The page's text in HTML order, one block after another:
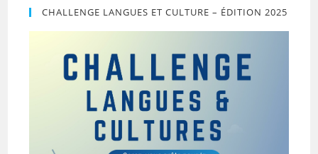
CHALLENGE LANGUES ET CULTURE – ÉDITION 2025